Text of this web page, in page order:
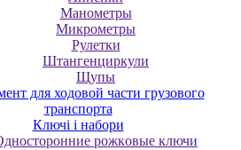
Манометры
Микрометры
Рулетки
Штангенциркули
Щупы
для ходовой части грузового
транспорта
Ключі і набори
poжкoвыe ключи